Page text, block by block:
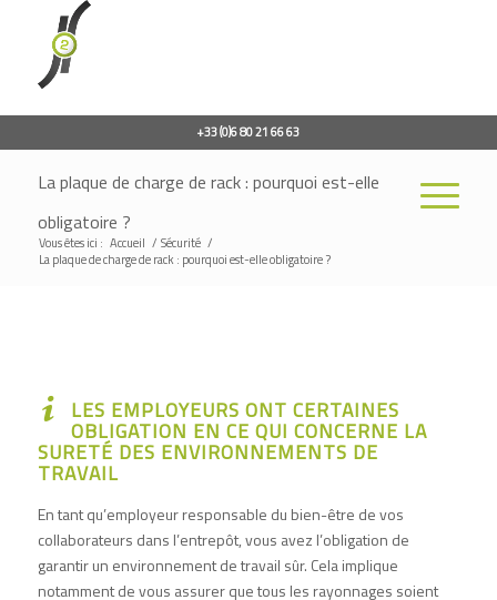
+33 (0)6 80 21 66 63
La plaque de charge de rack : pourquoi est-elle
obligatoire ?
Vous êtes ici : Accueil / Sécurité /
La plaque de charge de rack : pourquoi est-elle obligatoire ?
LES EMPLOYEURS ONT CERTAINES
OBLIGATION EN CE QUI CONCERNE LA
SURETÉ DES ENVIRONNEMENTS DE
TRAVAIL
En tant qu’employeur responsable du bien-être de vos
collaborateurs dans l’entrepôt, vous avez l’obligation de
garantir un environnement de travail sûr. Cela implique
notamment de vous assurer que tous les rayonnages soient